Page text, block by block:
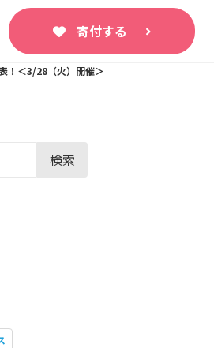
寄付する
！＜3/28（火）開催＞
検索